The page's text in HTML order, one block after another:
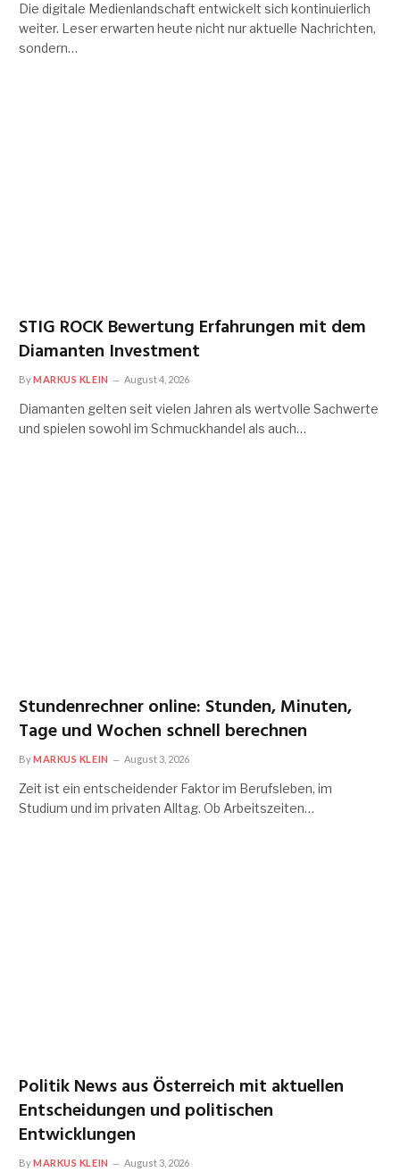
Die digitale Medienlandschaft entwickelt sich kontinuierlich
weiter. Leser erwarten heute nicht nur aktuelle Nachrichten,
sondern…
STIG ROCK Bewertung Erfahrungen mit dem
Diamanten Investment
ByMARKUS KLEIN August 4, 2026
Diamanten gelten seit vielen Jahren als wertvolle Sachwerte
und spielen sowohl im Schmuckhandel als auch…
Stundenrechner online: Stunden, Minuten,
Tage und Wochen schnell berechnen
ByMARKUS KLEIN August 3, 2026
Zeit ist ein entscheidender Faktor im Berufsleben, im
Studium und im privaten Alltag. Ob Arbeitszeiten…
Politik News aus Österreich mit aktuellen
Entscheidungen und politischen
Entwicklungen
ByMARKUS KLEIN August 3, 2026